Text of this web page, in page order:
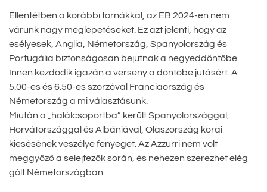
Ellentétben a korábbi tornákkal, az EB 2024-en nem
várunk nagy meglepetéseket. Ez azt jelenti, hogy az
esélyesek, Anglia, Németország, Spanyolország és
Portugália biztonságosan bejutnak a negyeddöntőbe.
Innen kezdődik igazán a verseny a döntőbe jutásért. A
5.00-es és 6.50-es szorzóval Franciaország és
Németország a mi választásunk.
Miután a „halálcsoportba” került Spanyolországgal,
Horvátországgal és Albániával, Olaszország korai
kiesésének veszélye fenyeget. Az Azzurri nem volt
meggyőző a selejtezők során, és nehezen szerezhet elég
gólt Németországban.